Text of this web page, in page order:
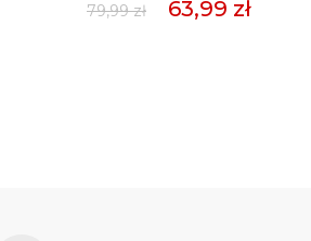
79,99 zł
63,99 zł